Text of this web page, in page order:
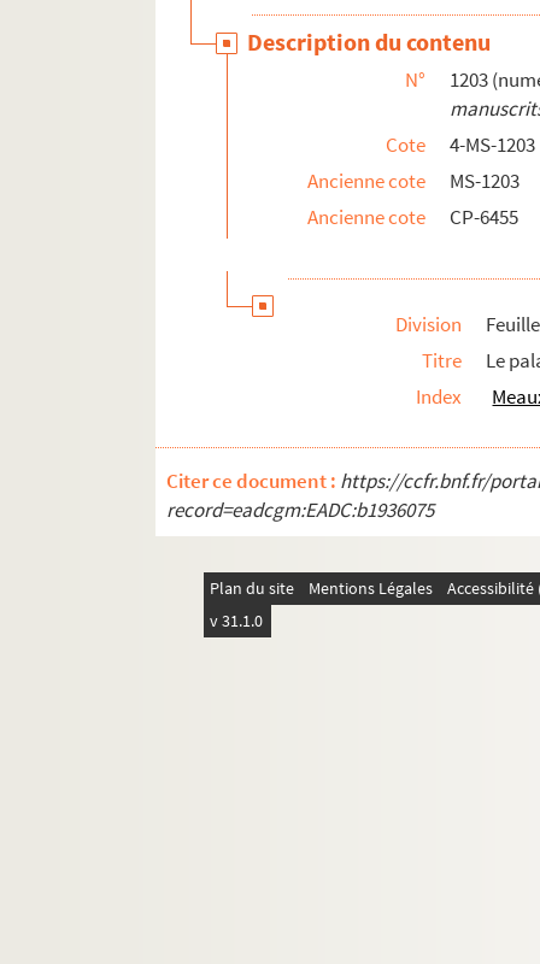
Description du contenu
N°
1203
Cote
4-MS-1203
Ancienne cote
MS-1203
Ancienne cote
CP-6455
Division
Titre
Le
Index
Citer ce document : https://ccfr.bnf.fr/
record=eadcgm:EADC:b1936075
Plan du site Mentions Légales
v 31.1.0